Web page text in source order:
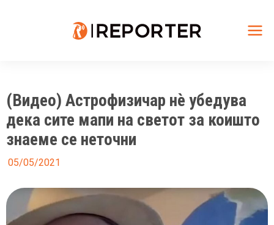
(Видео) Астрофизичар нè убедува
дека сите мапи на светот за коишто
знаеме се неточни
05/05/2021